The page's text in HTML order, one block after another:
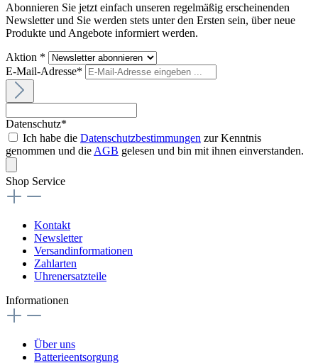
Abonnieren Sie jetzt einfach unseren regelmäßig erscheinenden
Newsletter und Sie werden stets unter den Ersten sein, über neue
Produkte und Angebote informiert werden.
Aktion *
E-Mail-Adresse*
Datenschutz*
Ich habe die Datenschutzbestimmungen zur Kenntnis
genommen und die AGB gelesen und bin mit ihnen einverstanden.
Shop Service
Kontakt
Newsletter
Versandinformationen
Zahlarten
Uhrenersatzteile
Informationen
Über uns
Batterieentsorgung